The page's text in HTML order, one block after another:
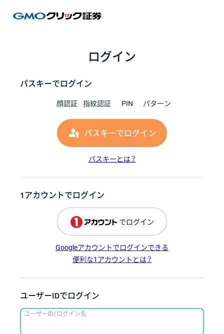
ログイン
パスキーでログイン
顔認証 指紋認証 PIN パターン
パスキーでログイン
パスキーとは？
1アカウントでログイン
でログイン
Googleアカウントでログインできる
便利な1アカウントとは？
ユーザーIDでログイン
ユーザーID/ログイン名